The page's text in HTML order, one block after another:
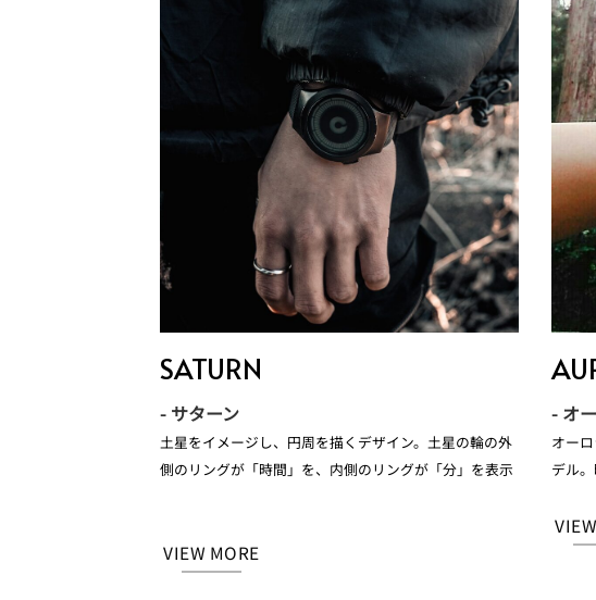
SATURN
- サターン
土星をイメージし、円周を描くデザイン。土星の輪の外
側のリングが「時間」を、内側のリングが「分」を表示
VIEW MORE
- オ
オー
デル